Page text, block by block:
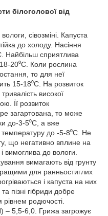
білоголової від
сівозміні. Капуста
до холоду. Насіння
Найбільш сприятлива
20⁰С. Коли рослина
то для неї
15-18⁰С. На розвиток
високої
Її розвиток
загартована, то може
до-3-5⁰С, а вже
до -5-8⁰С. Не
що негативно вплине на
і вимоглива до вологи.
вимагають від грунту
для ранньостиглих
і капуста на них
пізні гібриди добре
родючості.
– 5,5-6,0. Грижа загрожує